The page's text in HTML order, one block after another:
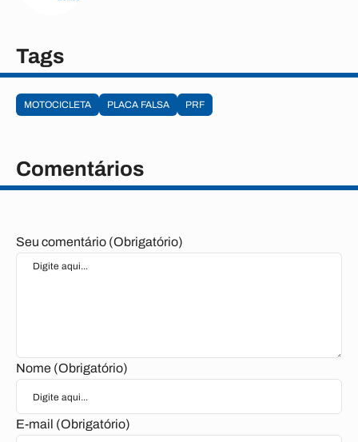
Tags
MOTOCICLETA PLACA FALSA PRF
Comentários
Seu comentário (Obrigatório)
Nome (Obrigatório)
E-mail (Obrigatório)